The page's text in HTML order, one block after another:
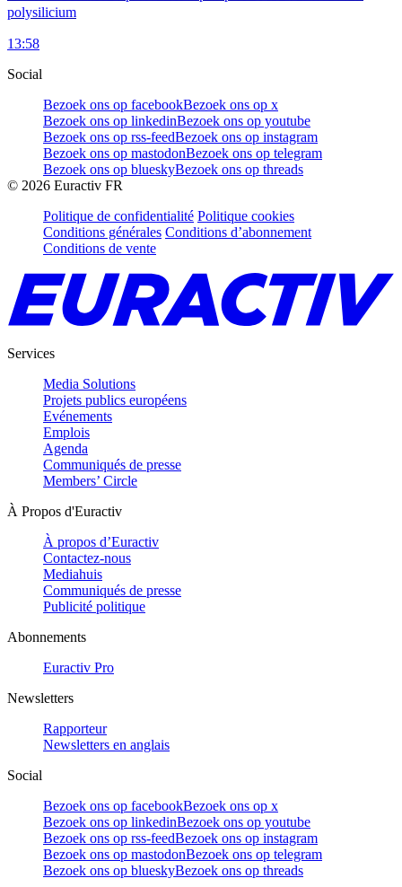
polysilicium
13:58
Social
Bezoek ons op facebookBezoek ons op x
Bezoek ons op linkedinBezoek ons op youtube
Bezoek ons op rss-feedBezoek ons op instagram
Bezoek ons op mastodonBezoek ons op telegram
Bezoek ons op blueskyBezoek ons op threads
© 2026 Euractiv FR
Politique de confidentialité Politique cookies
Conditions générales Conditions d’abonnement
Conditions de vente
Services
Media Solutions
Projets publics européens
Evénements
Emplois
Agenda
Communiqués de presse
Members’ Circle
À Propos d'Euractiv
À propos d’Euractiv
Contactez-nous
Mediahuis
Communiqués de presse
Publicité politique
Abonnements
Euractiv Pro
Newsletters
Rapporteur
Newsletters en anglais
Social
Bezoek ons op facebookBezoek ons op x
Bezoek ons op linkedinBezoek ons op youtube
Bezoek ons op rss-feedBezoek ons op instagram
Bezoek ons op mastodonBezoek ons op telegram
Bezoek ons op blueskyBezoek ons op threads